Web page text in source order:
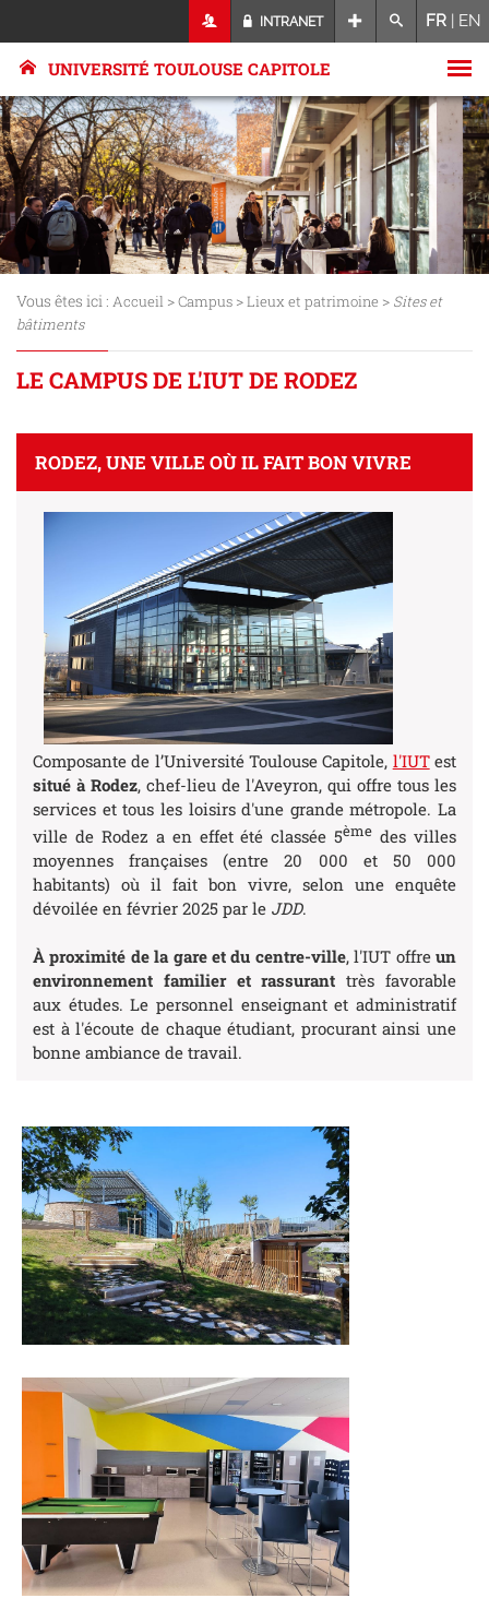
INTRANET FR | EN
UNIVERSITÉ TOULOUSE CAPITOLE
Vous êtes ici : Accueil >Campus >Lieux et patrimoine > Sites et
bâtiments
LE CAMPUS DE L'IUT DE RODEZ
RODEZ, UNE VILLE OÙ IL FAIT BON VIVRE
Composante de l’Université Toulouse Capitole, l'IUTest
situé à Rodez, chef-lieu de l'Aveyron, qui offre tous les
services et tous les loisirs d'une grande métropole. La
ville de Rodez a en effet été classée 5ème des villes
moyennes françaises (entre 20 000 et 50 000
habitants) où il fait bon vivre, selon une enquête
dévoilée en février 2025 par le JDD.
À proximité de la gare et du centre-ville, l'IUT offreun
environnement familier et rassurant très favorable
aux études. Le personnel enseignant et administratif
est à l'écoute de chaque étudiant, procurant ainsi une
bonne ambiance de travail.